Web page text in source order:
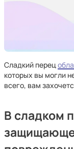
Сладкий перец
которых вы могли
всего, вам
В сладком